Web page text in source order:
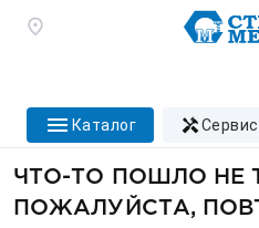
каталог сервис
ЧТО-ТО ПОШЛО НЕ
ПОЖАЛУЙСТА,